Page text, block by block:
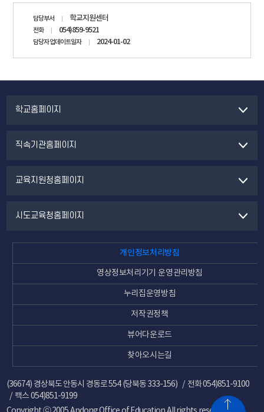
담당부서 학교지원센터
전화 054)859-9521
담당자 업데이트일자 2024-01-02
학교홈페이지
직속기관홈페이지
교육지원청홈페이지
시도교육청홈페이지
개인정보처리방침
영상정보처리기기 운영관리방침
누리집운영방침
저작권정책
뷰어다운로드
찾아오시는길
(36674) 경상북도 안동시 경동로 554 (당북동 333-156) 전화054)851-9100
팩스054)851-9199